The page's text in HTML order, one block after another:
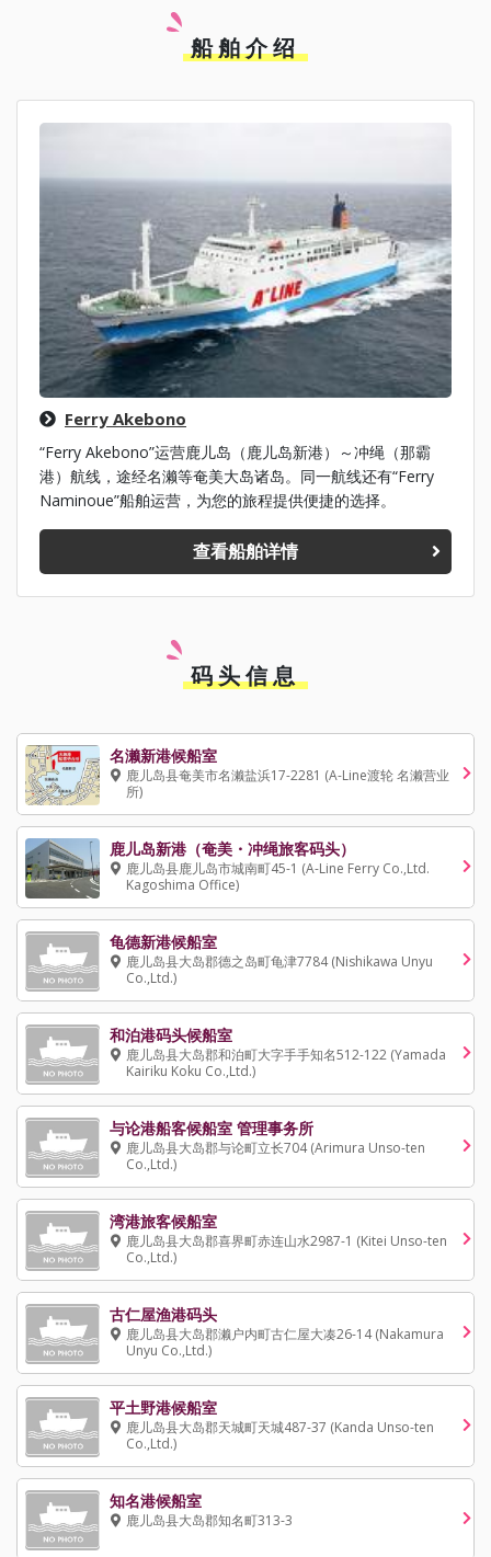
船舶介绍
Ferry Akebono
“Ferry Akebono”运营鹿儿岛（鹿儿岛新港）～冲绳（那霸
港）航线，途经名濑等奄美大岛诸岛。同一航线还有“Ferry
Naminoue”船舶运营，为您的旅程提供便捷的选择。
查看船舶详情
码头信息
名濑新港候船室
鹿儿岛县奄美市名濑盐浜17-2281 (A-Line渡轮 名濑营业
所)
鹿儿岛新港（奄美・冲绳旅客码头）
鹿儿岛县鹿儿岛市城南町45-1 (A-Line Ferry Co.,Ltd.
Kagoshima Office)
龟德新港候船室
鹿儿岛县大岛郡德之岛町龟津7784 (Nishikawa Unyu
Co.,Ltd.)
和泊港码头候船室
鹿儿岛县大岛郡和泊町大字手手知名512-122 (Yamada
Kairiku Koku Co.,Ltd.)
与论港船客候船室 管理事务所
鹿儿岛县大岛郡与论町立长704 (Arimura Unso-ten
Co.,Ltd.)
湾港旅客候船室
鹿儿岛县大岛郡喜界町赤连山水2987-1 (Kitei Unso-ten
Co.,Ltd.)
古仁屋渔港码头
鹿儿岛县大岛郡濑户内町古仁屋大凑26-14 (Nakamura
Unyu Co.,Ltd.)
平土野港候船室
鹿儿岛县大岛郡天城町天城487-37 (Kanda Unso-ten
Co.,Ltd.)
知名港候船室
鹿儿岛县大岛郡知名町313-3